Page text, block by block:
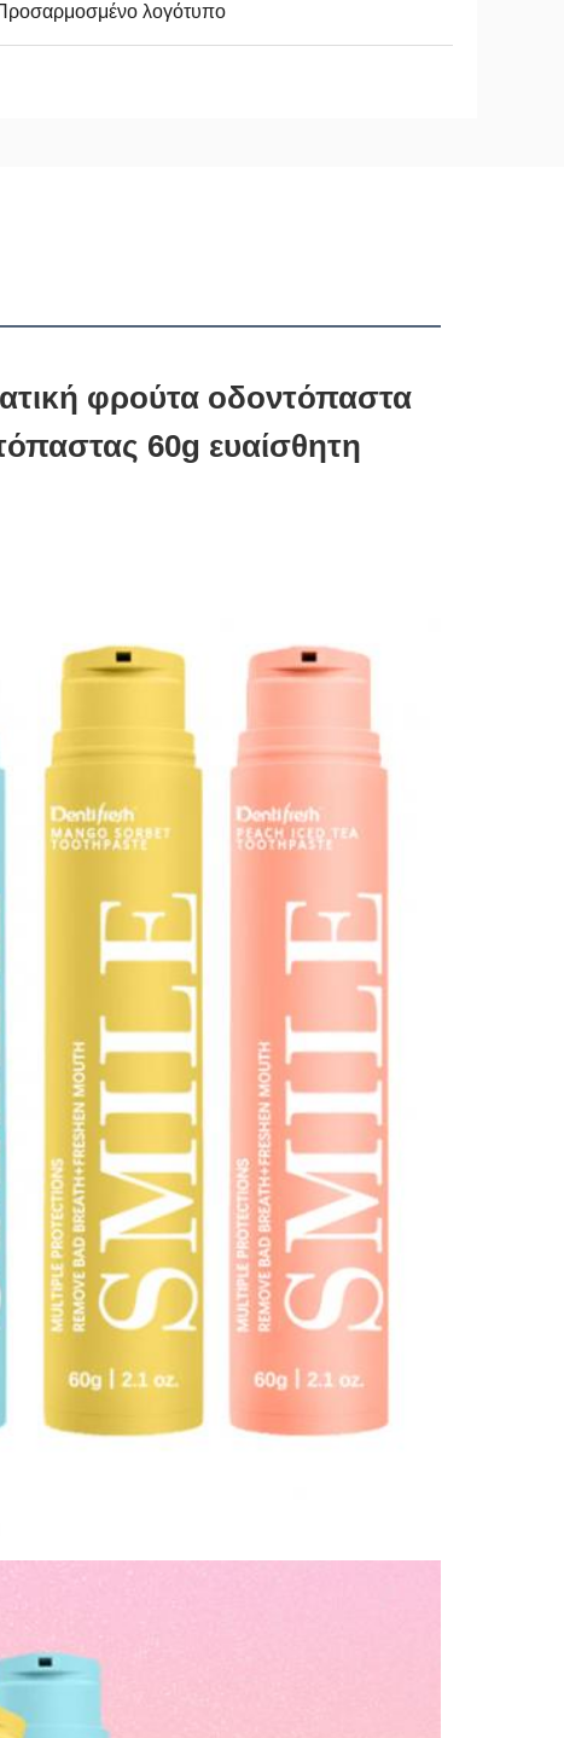
λογότυπο
φρούτα οδοντόπαστα
60g ευαίσθητη